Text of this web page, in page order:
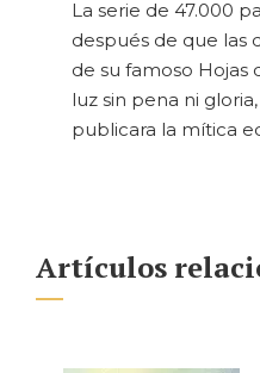
La serie de 47.000
después de que las
de su famoso Hojas
luz sin pena ni
publicara la mítica
Artículos